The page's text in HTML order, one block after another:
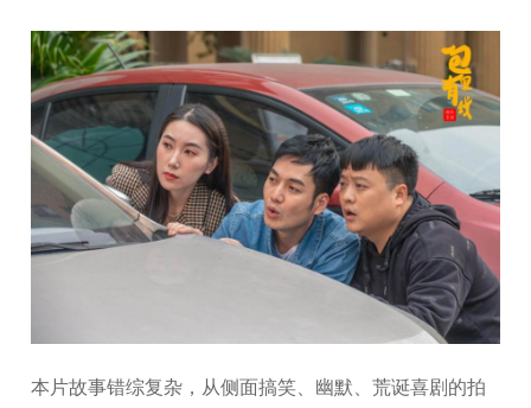
本片故事错综复杂，从侧面搞笑、幽默、荒诞喜剧的拍